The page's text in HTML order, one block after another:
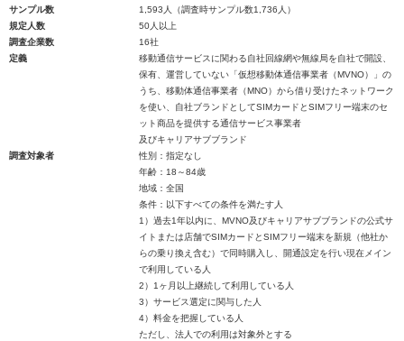
サンプル数
1,593人（調査時サンプル数1,736人）
規定人数
50人以上
調査企業数
16社
定義
移動通信サービスに関わる自社回線網や無線局を自社で開設、
保有、運営していない「仮想移動体通信事業者（MVNO）」の
うち、移動体通信事業者（MNO）から借り受けたネットワーク
を使い、自社ブランドとしてSIMカードとSIMフリー端末のセ
ット商品を提供する通信サービス事業者
及びキャリアサブブランド
調査対象者
性別：指定なし
年齢：18～84歳
地域：全国
条件：以下すべての条件を満たす人
1）過去1年以内に、MVNO及びキャリアサブブランドの公式サ
イトまたは店舗でSIMカードとSIMフリー端末を新規（他社か
らの乗り換え含む）で同時購入し、開通設定を行い現在メイン
で利用している人
2）1ヶ月以上継続して利用している人
3）サービス選定に関与した人
4）料金を把握している人
ただし、法人での利用は対象外とする